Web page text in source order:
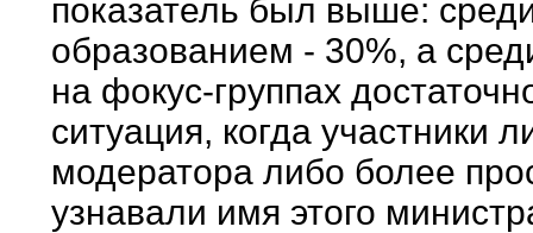
показатель был выше:
образованием - 30%, а
на фокус-группах
ситуация, когда участники
модератора либо более
узнавали имя этого